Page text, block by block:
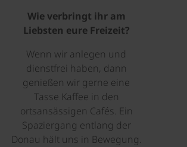
Wie verbringt ihr am
Liebsten eure Freizeit?
Wenn wir anlegen und
dienstfrei haben, dann
genießen wir gerne eine
Tasse Kaffee in den
ortsansässigen Cafés. Ein
Spaziergang entlang der
Donau hält uns in Bewegung.